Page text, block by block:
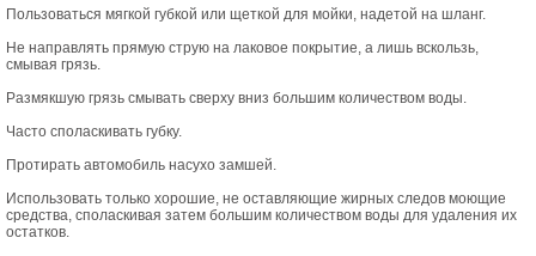
Пользоваться мягкой губкой или щеткой для мойки, надетой на шланг.
Не направлять прямую струю на лаковое покрытие, а лишь вскользь,
смывая грязь.
Размякшую грязь смывать сверху вниз большим количеством воды.
Часто споласкивать губку.
Протирать автомобиль насухо замшей.
Использовать только хорошие, не оставляющие жирных следов моющие
средства, споласкивая затем большим количеством воды для удаления их
остатков.